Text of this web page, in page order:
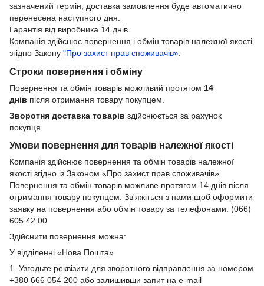
зазначений термін, доставка замовлення буде автоматично
перенесена наступного дня.
Гарантія від виробника 14 днів
Компанія здійснює повернення і обмін товарів належної якості
згідно Закону "Про захист прав споживачів»
Строки повернення і обміну
Повернення та обмін товарів можливий протягом 14
днів після отримання товару покупцем.
Зворотня доставка товарів здійснюється за рахунок
покупця.
Умови повернення для товарів належної якості
Компанія здійснює повернення та обмін товарів належної
якості згідно із Законом «Про захист прав споживачів».
Повернення та обмін товарів можливе протягом 14 днів після
отримання товару покупцем. Зв'яжіться з нами щоб оформити
заявку на повернення або обмін товару за телефонами: (066)
605 42 00
Здійснити повернення можна:
У відділенні «Нова Пошта»
1. Узгодьте реквізити для зворотного відправлення за номером
+380 666 054 200 або залишивши запит на e-mail